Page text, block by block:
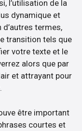
l’utilisation de la
dynamique et
termes,
transition tels que
votre texte et le
alors que par
et attrayant pour
être important
courtes et